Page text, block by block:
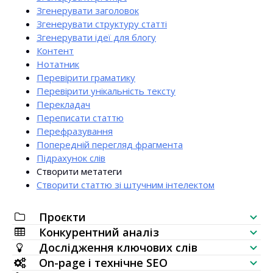
Згенерувати заголовок
Згенерувати структуру статті
Згенерувати ідеї для блогу
Контент
Нотатник
Перевірити граматику
Перевірити унікальність тексту
Перекладач
Переписати статтю
Перефразування
Попередній перегляд фрагмента
Підрахунок слів
Створити метатеги
Створити статтю зі штучним інтелектом
Проєкти
SEO-чеклист
Конкурентний аналіз
Перевірка видимості сайту
Дослідження ключових слів
Генератор ключових слів
On-page і технічне SEO